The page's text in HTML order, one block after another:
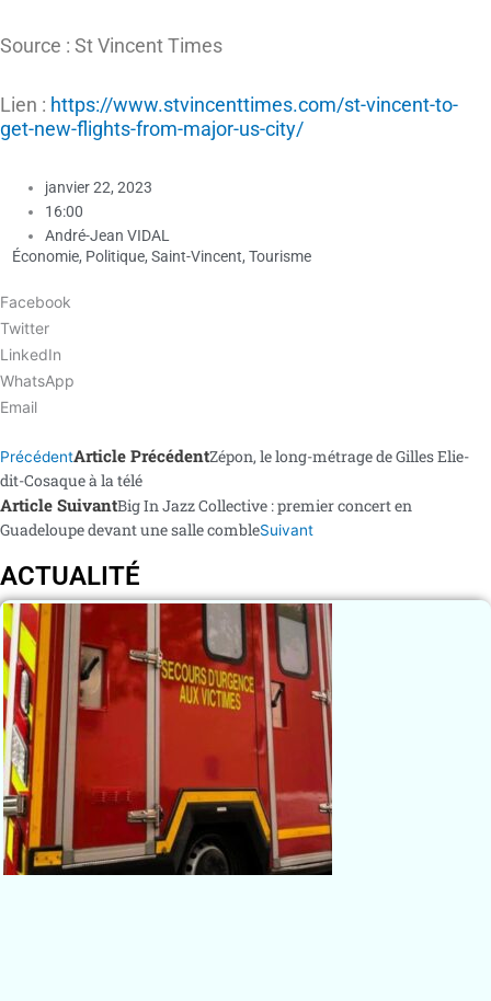
Source : St Vincent Times
Lien : https://www.stvincenttimes.com/st-vincent-to-
get-new-flights-from-major-us-city/
janvier 22, 2023
16:00
André-Jean VIDAL
Économie, Politique, Saint-Vincent, Tourisme
Facebook
Twitter
LinkedIn
WhatsApp
Email
PrécédentArticle PrécédentZépon, le long-métrage de Gilles Elie-
dit-Cosaque à la télé
Article SuivantBig In Jazz Collective : premier concert en
Guadeloupe devant une salle combleSuivant
ACTUALITÉ